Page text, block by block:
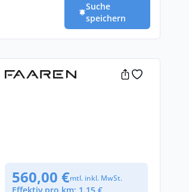
Suche
speichern
560,00 €mtl. inkl. MwSt.